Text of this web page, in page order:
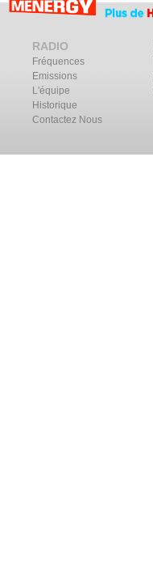
RADIO
Fréquences
Emissions
L'équipe
Historique
Contactez Nous